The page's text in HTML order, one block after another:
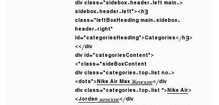
<div class=”sidebox-header-left main-
sidebox-header-left”><h3
class=”leftBoxHeading main-sidebox-
header-right”
id=”categoriesHeading”>Categories</h3>
</div>
<div id=”categoriesContent”
class=”sideBoxContent”>
<div class=”categories-top-list no-
dots”>Nike Air Max Женские</div>
<div class=”categories-top-list “>
Nike Air
Jordan женские</div>